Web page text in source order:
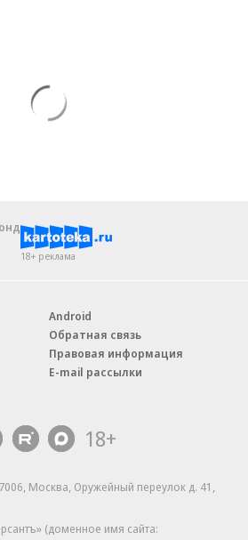
18+ реклама
Android
Обратная связь
Правовая информация
E-mail рассылки
18+
Москва, Оружейный переулок д. 41,
(доменное имя сайта: